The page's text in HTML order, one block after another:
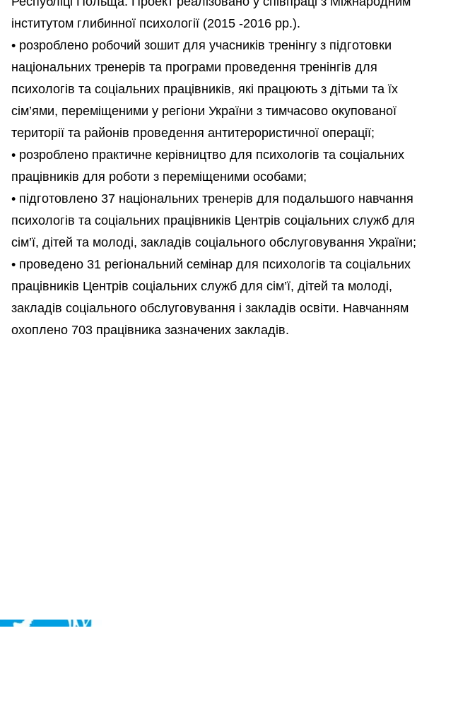
інститутом глибинної психології (2015 -2016 рр.).
• розроблено робочий зошит для учасників тренінгу з підготовки
національних тренерів та програми проведення тренінгів для
психологів та соціальних працівників, які працюють з дітьми та їх
сім’ями, переміщеними у регіони України з тимчасово окупованої
території та районів проведення антитерористичної операції;
• розроблено практичне керівництво для психологів та соціальних
працівників для роботи з переміщеними особами;
• підготовлено 37 національних тренерів для подальшого навчання
психологів та соціальних працівників Центрів соціальних служб для
сім’ї, дітей та молоді, закладів соціального обслуговування України;
• проведено 31 регіональний семінар для психологів та соціальних
працівників Центрів соціальних служб для сім’ї, дітей та молоді,
закладів соціального обслуговування і закладів освіти. Навчанням
охоплено 703 працівника зазначених закладів.